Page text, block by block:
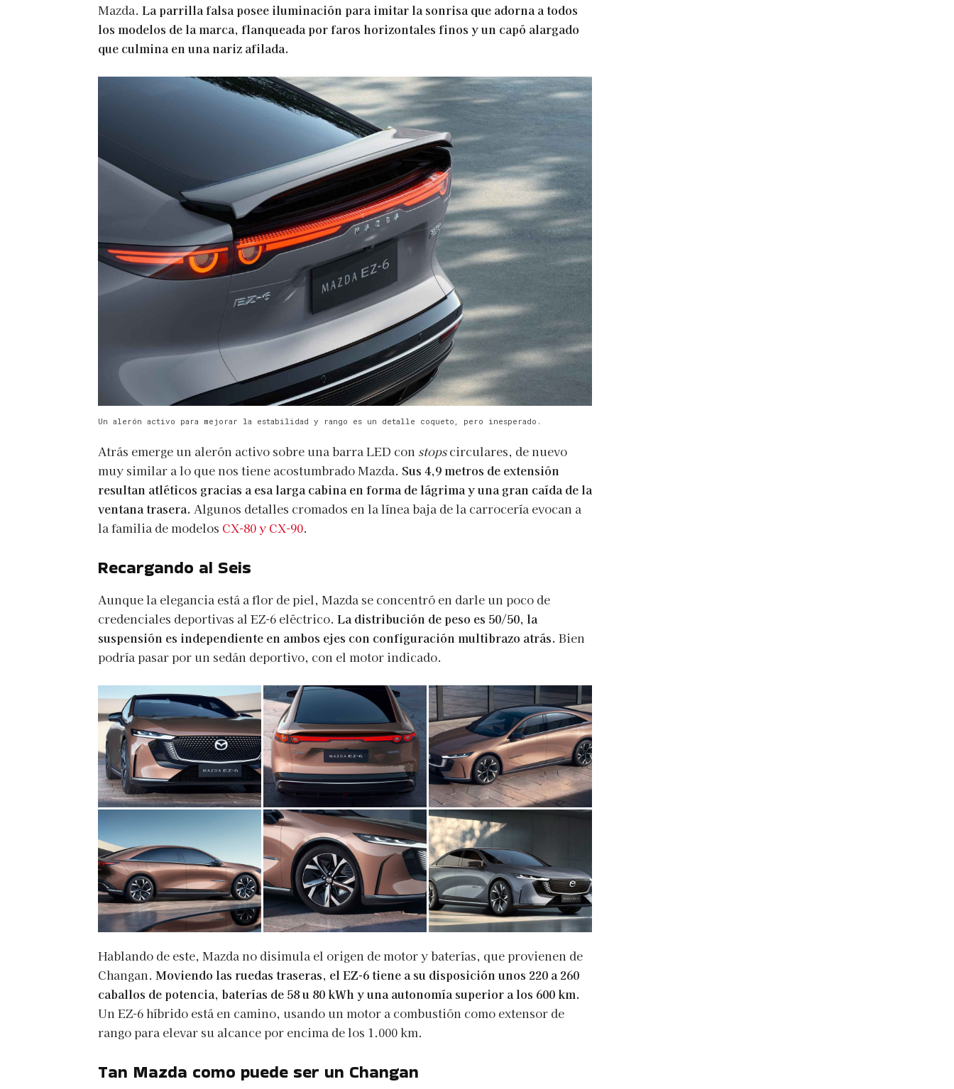
Mazda. La parrilla falsa posee iluminación para imitar la sonrisa que adorna a todos
los modelos de la marca, flanqueada por faros horizontales finos y un capó alargado
que culmina en una nariz afilada.
Un alerón activo para mejorar la estabilidad y rango es un detalle coqueto, pero inesperado.
Atrás emerge un alerón activo sobre una barra LED con stopscirculares, de nuevo
muy similar a lo que nos tiene acostumbrado Mazda. Sus 4,9 metros de extensión
resultan atléticos gracias a esa larga cabina en forma de lágrima y una gran caída de la
ventana trasera. Algunos detalles cromados en la línea baja de la carrocería evocan a
la familia de modelos CX-80 y CX-90.
Recargando al Seis
Aunque la elegancia está a flor de piel, Mazda se concentró en darle un poco de
credenciales deportivas al EZ-6 eléctrico. La distribución de peso es 50/50, la
suspensión es independiente en ambos ejes con configuración multibrazo atrás. Bien
podría pasar por un sedán deportivo, con el motor indicado.
Hablando de este, Mazda no disimula el origen de motor y baterías, que provienen de
Changan. Moviendo las ruedas traseras, el EZ-6 tiene a su disposición unos 220 a 260
caballos de potencia, baterías de 58 u 80 kWh y una autonomía superior a los 600 km.
Un EZ-6 híbrido está en camino, usando un motor a combustión como extensor de
rango para elevar su alcance por encima de los 1.000 km.
Tan Mazda como puede ser un Changan